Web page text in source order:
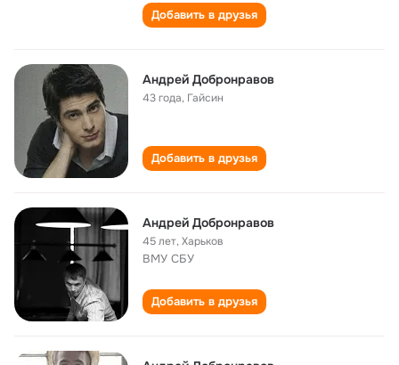
Добавить в друзья
Андрей Добронравов
43 года, Гайсин
Добавить в друзья
Андрей Добронравов
45 лет,Харьков
ВМУ СБУ
Добавить в друзья